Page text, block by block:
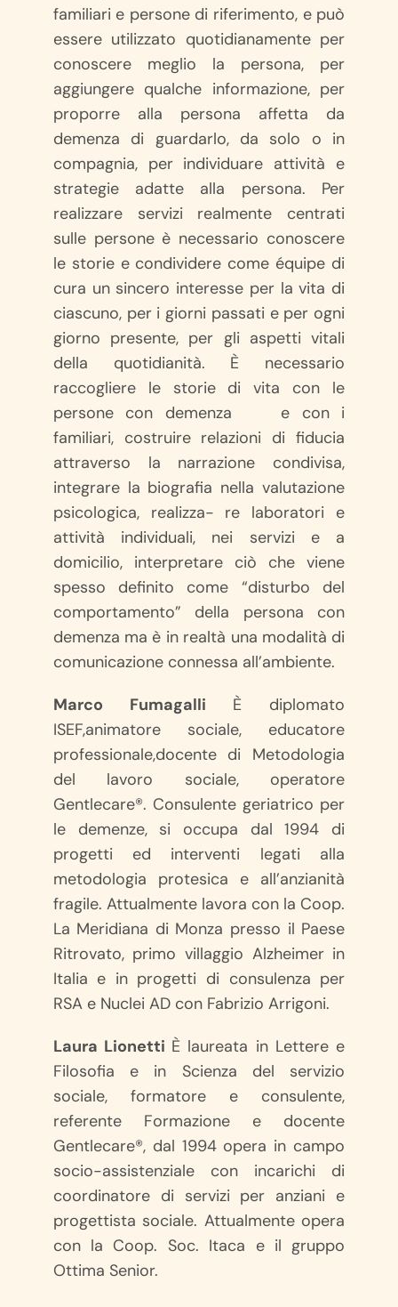
familiari e persone di riferimento, e può
essere utilizzato quotidianamente per
conoscere meglio la persona, per
aggiungere qualche informazione, per
proporre alla persona affetta da
demenza di guardarlo, da solo o in
compagnia, per individuare attività e
strategie adatte alla persona. Per
realizzare servizi realmente centrati
sulle persone è necessario conoscere
le storie e condividere come équipe di
cura un sincero interesse per la vita di
ciascuno, per i giorni passati e per ogni
giorno presente, per gli aspetti vitali
della quotidianità. È necessario
raccogliere le storie di vita con le
persone con demenza e con i
familiari, costruire relazioni di fiducia
attraverso la narrazione condivisa,
integrare la biografia nella valutazione
psicologica, realizza- re laboratori e
attività individuali, nei servizi e a
domicilio, interpretare ciò che viene
spesso definito come “disturbo del
comportamento” della persona con
demenza ma è in realtà una modalità di
comunicazione connessa all’ambiente.
Marco Fumagalli È diplomato
ISEF,animatore sociale, educatore
professionale,docente di Metodologia
del lavoro sociale, operatore
Gentlecare®. Consulente geriatrico per
le demenze, si occupa dal 1994 di
progetti ed interventi legati alla
metodologia protesica e all’anzianità
fragile. Attualmente lavora con la Coop.
La Meridiana di Monza presso il Paese
Ritrovato, primo villaggio Alzheimer in
Italia e in progetti di consulenza per
RSA e Nuclei AD con Fabrizio Arrigoni.
Laura Lionetti È laureata in Lettere e
Filosofia e in Scienza del servizio
sociale, formatore e consulente,
referente Formazione e docente
Gentlecare®, dal 1994 opera in campo
socio-assistenziale con incarichi di
coordinatore di servizi per anziani e
progettista sociale. Attualmente opera
con la Coop. Soc. Itaca e il gruppo
Ottima Senior.